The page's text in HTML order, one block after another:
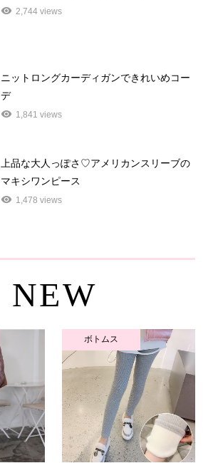
2,744 views
ニットロングカーディガンできれいめコー
デ
1,841 views
上品な大人っぽさ♡アメリカンスリーブの
マキシワンピース
1,478 views
NEW
ボトムス